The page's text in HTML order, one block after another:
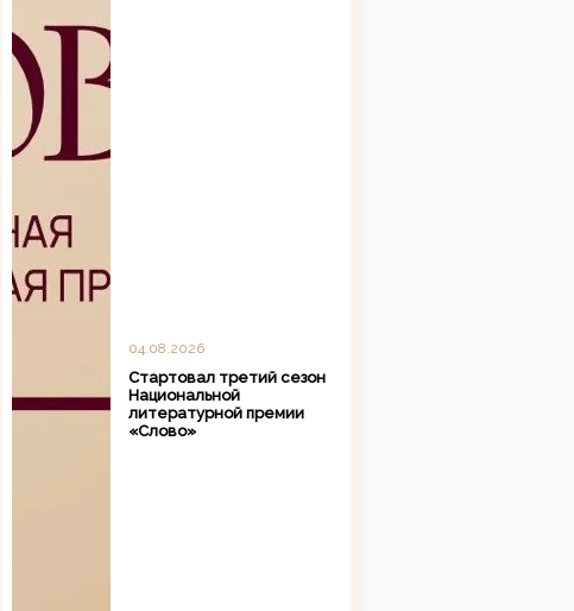
04.08.2026
Стартовал третий сезон
Национальной
литературной премии
«Слово»